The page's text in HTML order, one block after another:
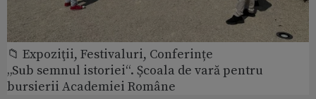
📁 Expoziţii, Festivaluri, Conferințe
„Sub semnul istoriei“. Școala de vară pentru
bursierii Academiei Române